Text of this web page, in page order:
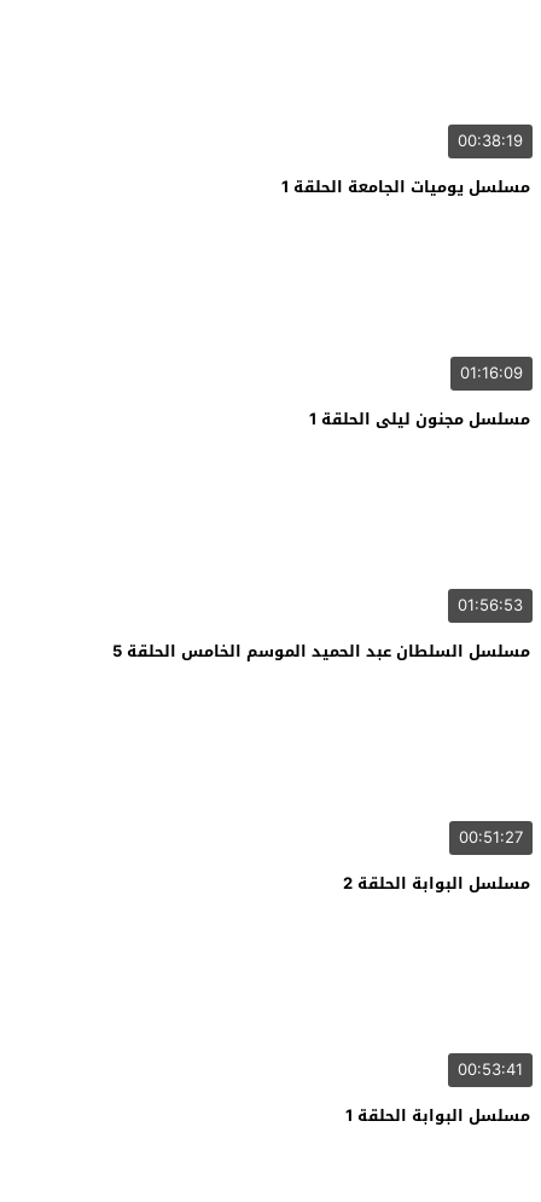
00:38:19
مسلسل يوميات الجامعة الحلقة 1
01:16:09
مسلسل مجنون ليلى الحلقة 1
01:56:53
مسلسل السلطان عبد الحميد الموسم الخامس الحلقة 5
00:51:27
مسلسل البوابة الحلقة 2
00:53:41
مسلسل البوابة الحلقة 1